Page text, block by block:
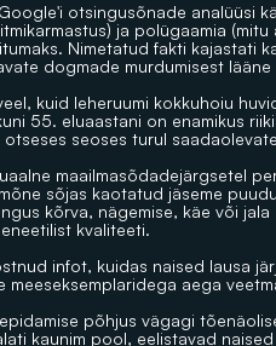
otsingusõnade analüüsi
ja polügaamia
Nimetatud fakti kajastati
dogmade murdumisest
kuid leheruumi kokkuhoiu
55. eluaastani on enamikus
otseses seoses turul
maailmasõdadejärgsetel
sõjas kaotatud jäseme
kõrva, nägemise, käe või
kvaliteeti.
infot, kuidas naised lausa
meeseksemplaridega aega
põhjus vägagi
kaunim pool, eelistavad